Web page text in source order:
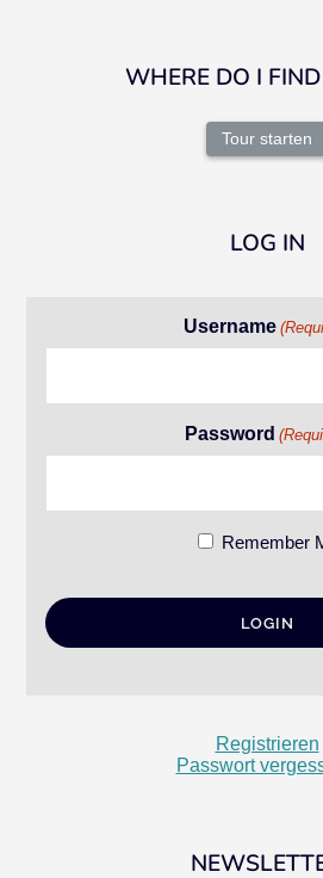
WHERE DO I
Tour starten
LOG IN
Username
Password
Remember
Registrieren
Passwort